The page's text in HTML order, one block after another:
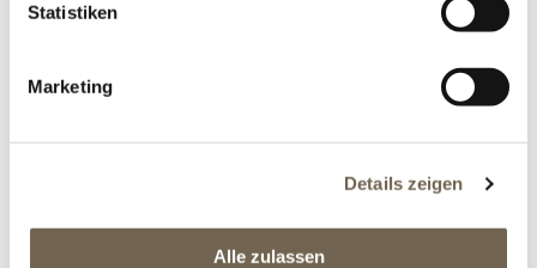
Statistiken
Marketing
Details zeigen
Alle zulassen
fachgerecht montiert werden. Unsere Mitarbeiter